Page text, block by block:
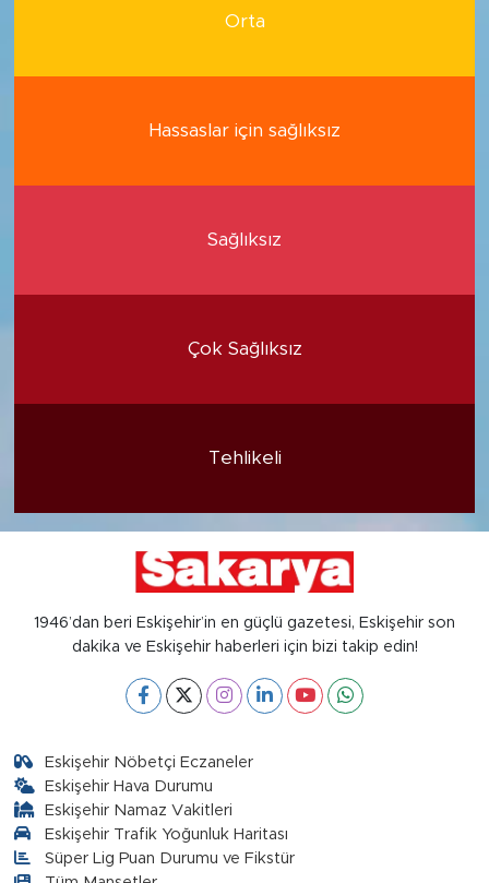
Orta
Hassaslar için sağlıksız
Sağlıksız
Çok Sağlıksız
Tehlikeli
1946’dan beri Eskişehir’in en güçlü gazetesi, Eskişehir son
dakika ve Eskişehir haberleri için bizi takip edin!
Eskişehir Nöbetçi Eczaneler
Eskişehir Hava Durumu
Eskişehir Namaz Vakitleri
Eskişehir Trafik Yoğunluk Haritası
Süper Lig Puan Durumu ve Fikstür